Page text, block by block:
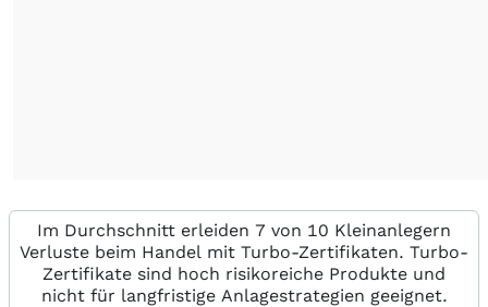
Im Durchschnitt erleiden 7 von 10 Kleinanlegern
Verluste beim Handel mit Turbo-Zertifikaten. Turbo-
Zertifikate sind hoch risikoreiche Produkte und
nicht für langfristige Anlagestrategien geeignet.